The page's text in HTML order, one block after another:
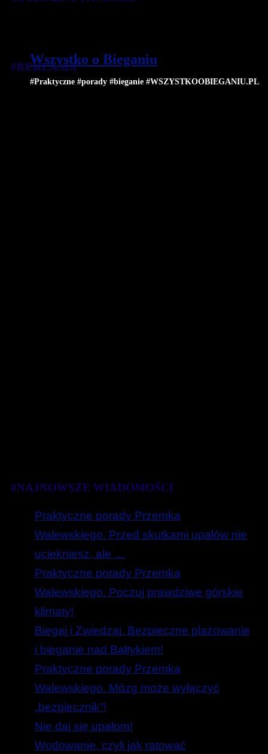
Wszystko o Bieganiu
#Praktyczne #porady #bieganie #WSZYSTKOOBIEGANIU.PL
#REKLAMA
#NAJNOWSZE WIADOMOŚCI
Praktyczne porady Przemka
Walewskiego. Przed skutkami upałów nie
uciekniesz, ale …
Praktyczne porady Przemka
Walewskiego. Poczuj prawdziwe górskie
klimaty!
Biegaj i Zwiedzaj. Bezpieczne plażowanie
i bieganie nad Bałtykiem!
Praktyczne porady Przemka
Walewskiego. Mózg może wyłączyć
„bezpiecznik”!
Nie daj się upałom!
Wodowanie, czyli jak ratować